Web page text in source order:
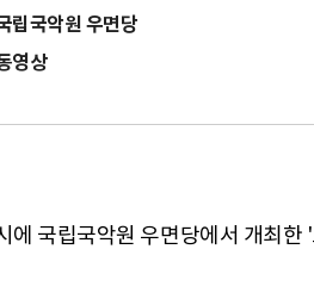
립국악원 우면당
영상
에 국립국악원 우면당에서 개최